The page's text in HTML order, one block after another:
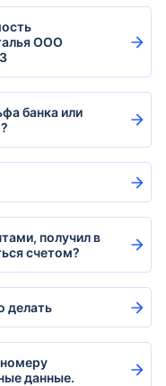
ООО
банка или
получил в
счетом?
делать
номеру
данные.